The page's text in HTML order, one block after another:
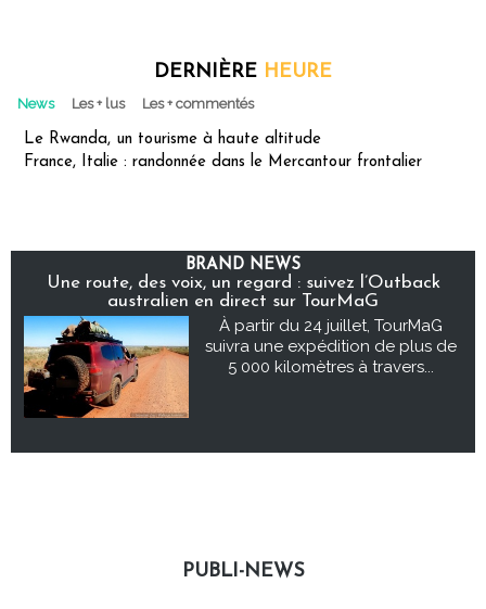
DERNIÈRE HEURE
News Les + lus Les + commentés
Le Rwanda, un tourisme à haute altitude
France, Italie : randonnée dans le Mercantour frontalier
BRAND NEWS
Une route, des voix, un regard : suivez l’Outback
australien en direct sur TourMaG
À partir du 24 juillet, TourMaG
suivra une expédition de plus de
5 000 kilomètres à travers...
PUBLI-NEWS